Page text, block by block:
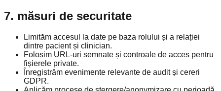
7. măsuri de securitate
Limităm accesul la date pe baza rolului și a relației
dintre pacient și clinician.
Folosim URL-uri semnate și controale de acces pentru
fișierele private.
Înregistrăm evenimente relevante de audit și cereri
GDPR.